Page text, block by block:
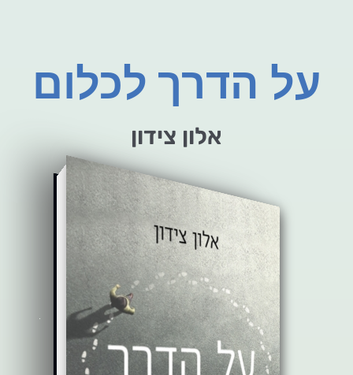
על הדרך לכלום
אלון צידון